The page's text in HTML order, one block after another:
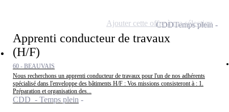
Apprenti conducteur de travaux
(H/F)
60 - BEAUVAIS
Nous recherchons un apprenti conducteur de travaux pour l'un de nos adhérents
spécialisé dans l'enveloppe des bâtiments H/F : Vos missions consisteront à : 1.
Préparation et organisation des...
CDD - Temps plein
CDDTemps plein
Ajouter cette offre à ma sélection